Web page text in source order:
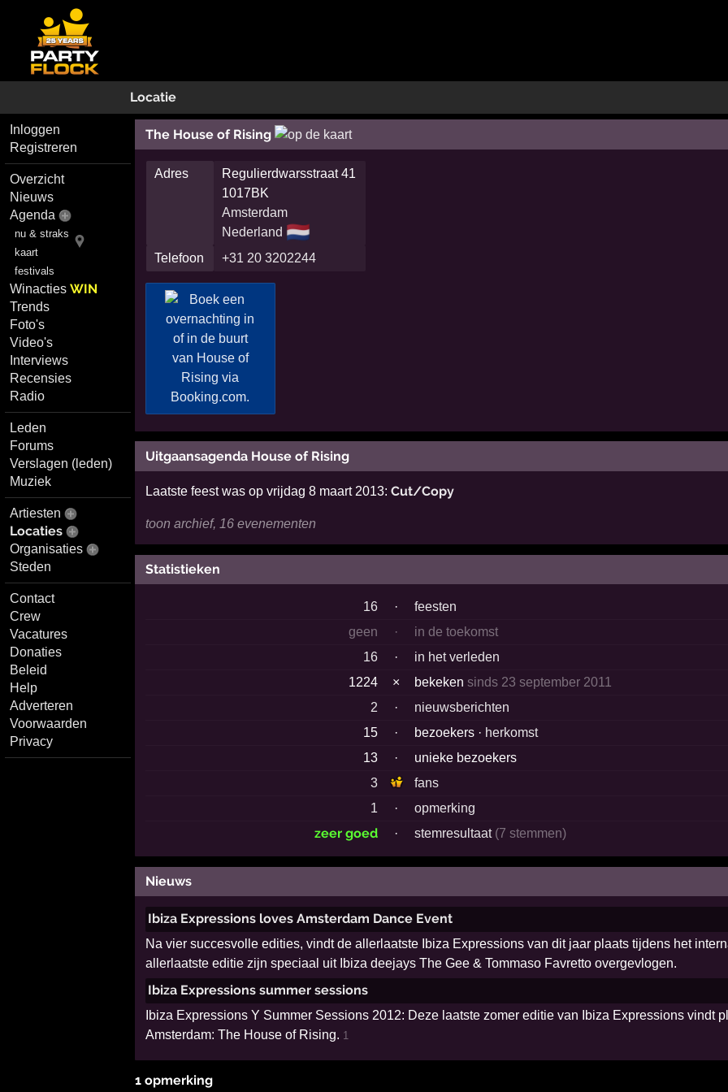
Locatie
Inloggen
Registreren
Overzicht
Nieuws
Agenda
nu & straks
kaart
festivals
WinactiesWIN
Trends
Foto's
Video's
Interviews
Recensies
Radio
Leden
Forums
Verslagen (leden)
Muziek
Artiesten
Locaties
Organisaties
Steden
Contact
Crew
Vacatures
Donaties
Beleid
Help
Adverteren
Voorwaarden
Privacy
The House of Rising
Adres
Regulierdwarsstraat 41
1017BK
Amsterdam
Nederland 🇳🇱
Telefoon +31 20 3202244
Uitgaansagenda House of Rising
Laatste feest was op vrijdag 8 maart 2013: Cut/Copy
toon archief, 16 evenementen
Statistieken
16 ·
feesten
geen
·
in de toekomst
16
·
in het verleden
1224
× bekekensinds 23 september 2011
2
·
nieuwsberichten
15
· bezoekers · herkomst
13
·
unieke bezoekers
3
fans
1
· opmerking
zeer goed · stemresultaat (7 stemmen)
Nieuws
Ibiza Expressions loves Amsterdam Dance Event
Na vier succesvolle edities, vindt de allerlaatste Ibiza Expressions van dit jaar plaats tijdens het
allerlaatste editie zijn speciaal uit Ibiza deejays The Gee & Tommaso Favretto overgevlogen.
Ibiza Expressions summer sessions
Ibiza Expressions Y Summer Sessions 2012: Deze laatste zomer editie van Ibiza Expressions vindt
Amsterdam: The House of Rising. 1
1 opmerking